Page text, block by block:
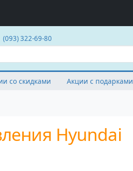
(093) 322-69-80
со скидками Акции с подарками
Hyundai